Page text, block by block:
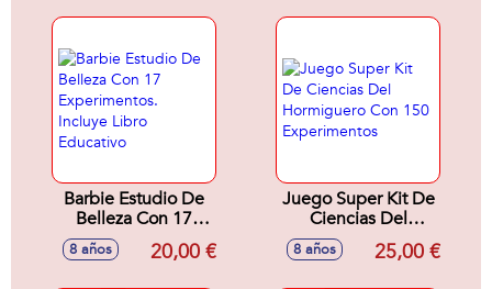
Barbie Estudio De
Belleza Con 17
Experimentos.
Incluye Libro
8 años 20,00 €
Juego Super Kit De
Ciencias Del
Hormiguero Con
150 Experimentos
8 años 25,00 €